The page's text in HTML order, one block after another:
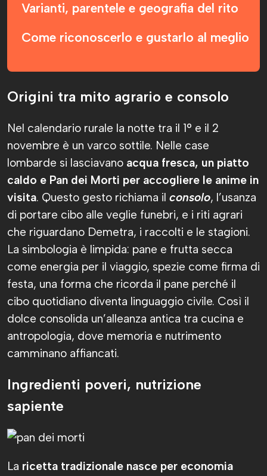
Varianti, parentele e geografia del rito
Come riconoscerlo e gustarlo al meglio
Origini tra mito agrario e consolo
Nel calendario rurale la notte tra il 1° e il 2
novembre è un varco sottile. Nelle case
lombarde si lasciavano acqua fresca, un piatto
caldo e Pan dei Morti per accogliere le anime in
visita. Questo gesto richiama il consolo, l’usanza
di portare cibo alle veglie funebri, e i riti agrari
che riguardano Demetra, i raccolti e le stagioni.
La simbologia è limpida: pane e frutta secca
come energia per il viaggio, spezie come firma di
festa, una forma che ricorda il pane perché il
cibo quotidiano diventa linguaggio civile. Così il
dolce consolida un’alleanza antica tra cucina e
antropologia, dove memoria e nutrimento
camminano affiancati.
Ingredienti poveri, nutrizione
sapiente
La ricetta tradizionale nasce per economia